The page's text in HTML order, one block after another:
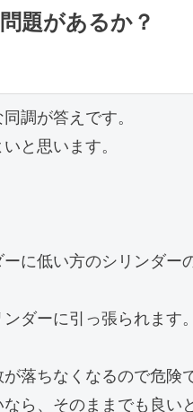
題があるか？
調が答えです。
と思います。
に低い方のシリンダー
ダーに引っ張られます。
落ちなくなるので危険で
ら、そのままでも良い